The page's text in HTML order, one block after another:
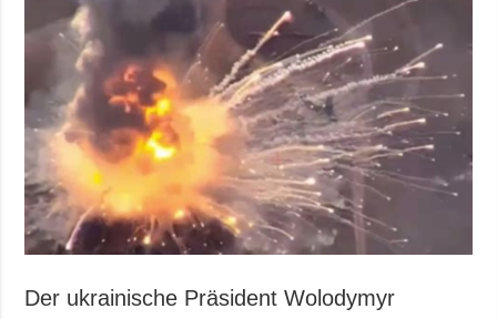
Der ukrainische Präsident Wolodymyr